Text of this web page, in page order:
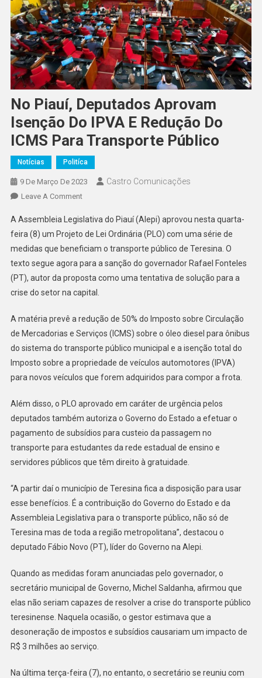
No Piauí, Deputados Aprovam
Isenção Do IPVA E Redução Do
ICMS Para Transporte Público
Notícias Politíca
9 De Março De 2023 Castro Comunicações
Leave A Comment
A Assembleia Legislativa do Piauí (Alepi) aprovou nesta quarta-
feira (8) um Projeto de Lei Ordinária (PLO) com uma série de
medidas que beneficiam o transporte público de Teresina. O
texto segue agora para a sanção do governador Rafael Fonteles
(PT), autor da proposta como uma tentativa de solução para a
crise do setor na capital.
A matéria prevê a redução de 50% do Imposto sobre Circulação
de Mercadorias e Serviços (ICMS) sobre o óleo diesel para ônibus
do sistema do transporte público municipal e a isenção total do
Imposto sobre a propriedade de veículos automotores (IPVA)
para novos veículos que forem adquiridos para compor a frota.
Além disso, o PLO aprovado em caráter de urgência pelos
deputados também autoriza o Governo do Estado a efetuar o
pagamento de subsídios para custeio da passagem no
transporte para estudantes da rede estadual de ensino e
servidores públicos que têm direito à gratuidade.
“A partir daí o município de Teresina fica a disposição para usar
esse benefícios. É a contribuição do Governo do Estado e da
Assembleia Legislativa para o transporte público, não só de
Teresina mas de toda a região metropolitana”, destacou o
deputado Fábio Novo (PT), líder do Governo na Alepi.
Quando as medidas foram anunciadas pelo governador, o
secretário municipal de Governo, Michel Saldanha, afirmou que
elas não seriam capazes de resolver a crise do transporte público
teresinense. Naquela ocasião, o gestor estimava que a
desoneração de impostos e subsídios causariam um impacto de
R$ 3 milhões ao serviço.
Na última terça-feira (7), no entanto, o secretário se reuniu com